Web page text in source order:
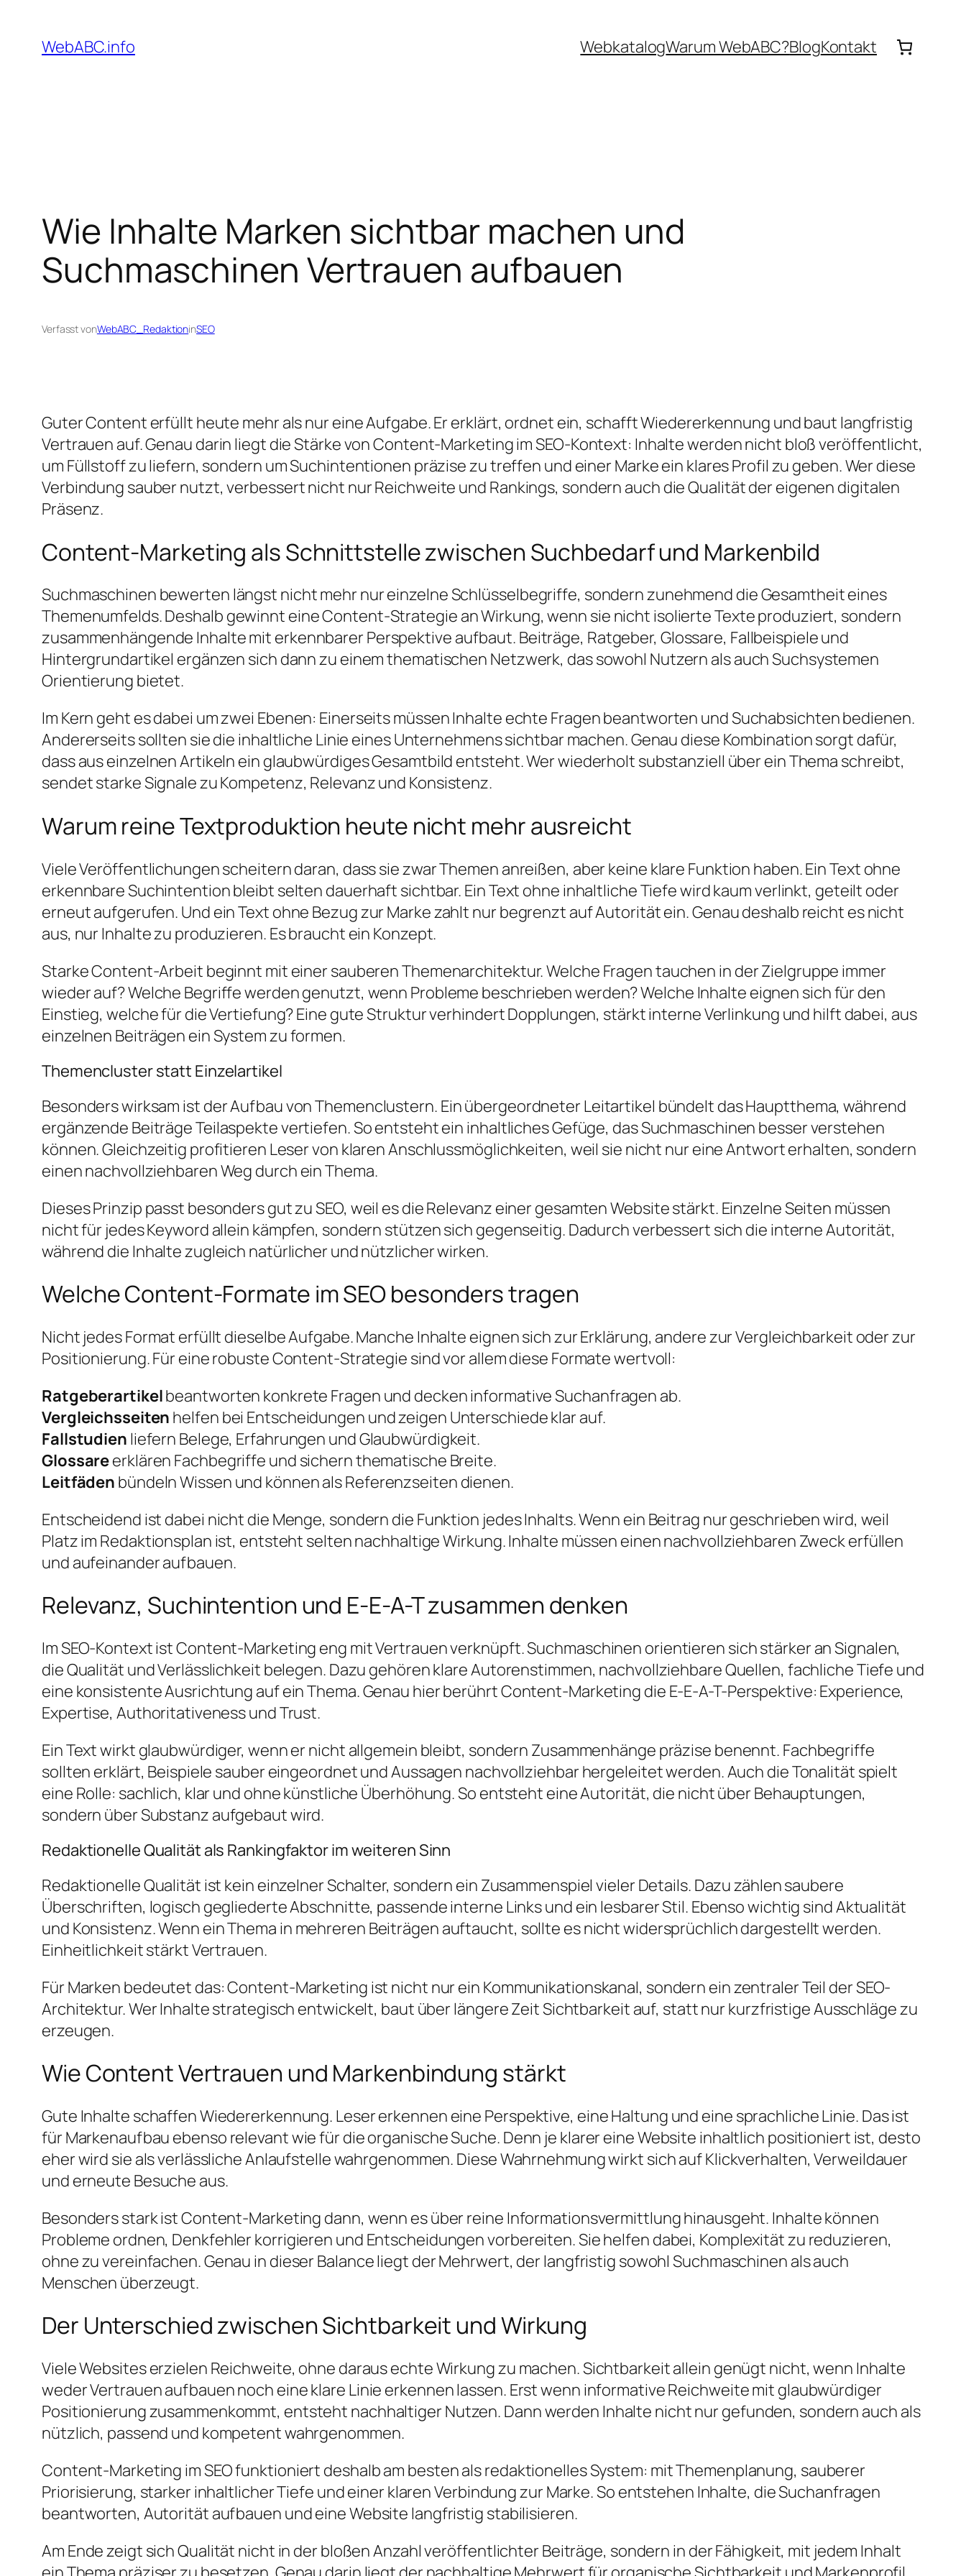
Inhalt
springen
WebABC.info WebkatalogWarum WebABC?BlogKontakt
Wie Inhalte Marken sichtbar machen und
Suchmaschinen Vertrauen aufbauen
Verfasst vonWebABC_RedaktioninSEO
Guter Content erfüllt heute mehr als nur eine Aufgabe. Er erklärt, ordnet ein, schafft Wiedererkennung und baut langfristig
Vertrauen auf. Genau darin liegt die Stärke von Content-Marketing im SEO-Kontext: Inhalte werden nicht bloß veröffentlicht,
um Füllstoff zu liefern, sondern um Suchintentionen präzise zu treffen und einer Marke ein klares Profil zu geben. Wer diese
Verbindung sauber nutzt, verbessert nicht nur Reichweite und Rankings, sondern auch die Qualität der eigenen digitalen
Präsenz.
Content-Marketing als Schnittstelle zwischen Suchbedarf und Markenbild
Suchmaschinen bewerten längst nicht mehr nur einzelne Schlüsselbegriffe, sondern zunehmend die Gesamtheit eines
Themenumfelds. Deshalb gewinnt eine Content-Strategie an Wirkung, wenn sie nicht isolierte Texte produziert, sondern
zusammenhängende Inhalte mit erkennbarer Perspektive aufbaut. Beiträge, Ratgeber, Glossare, Fallbeispiele und
Hintergrundartikel ergänzen sich dann zu einem thematischen Netzwerk, das sowohl Nutzern als auch Suchsystemen
Orientierung bietet.
Im Kern geht es dabei um zwei Ebenen: Einerseits müssen Inhalte echte Fragen beantworten und Suchabsichten bedienen.
Andererseits sollten sie die inhaltliche Linie eines Unternehmens sichtbar machen. Genau diese Kombination sorgt dafür,
dass aus einzelnen Artikeln ein glaubwürdiges Gesamtbild entsteht. Wer wiederholt substanziell über ein Thema schreibt,
sendet starke Signale zu Kompetenz, Relevanz und Konsistenz.
Warum reine Textproduktion heute nicht mehr ausreicht
Viele Veröffentlichungen scheitern daran, dass sie zwar Themen anreißen, aber keine klare Funktion haben. Ein Text ohne
erkennbare Suchintention bleibt selten dauerhaft sichtbar. Ein Text ohne inhaltliche Tiefe wird kaum verlinkt, geteilt oder
erneut aufgerufen. Und ein Text ohne Bezug zur Marke zahlt nur begrenzt auf Autorität ein. Genau deshalb reicht es nicht
aus, nur Inhalte zu produzieren. Es braucht ein Konzept.
Starke Content-Arbeit beginnt mit einer sauberen Themenarchitektur. Welche Fragen tauchen in der Zielgruppe immer
wieder auf? Welche Begriffe werden genutzt, wenn Probleme beschrieben werden? Welche Inhalte eignen sich für den
Einstieg, welche für die Vertiefung? Eine gute Struktur verhindert Dopplungen, stärkt interne Verlinkung und hilft dabei, aus
einzelnen Beiträgen ein System zu formen.
Themencluster statt Einzelartikel
Besonders wirksam ist der Aufbau von Themenclustern. Ein übergeordneter Leitartikel bündelt das Hauptthema, während
ergänzende Beiträge Teilaspekte vertiefen. So entsteht ein inhaltliches Gefüge, das Suchmaschinen besser verstehen
können. Gleichzeitig profitieren Leser von klaren Anschlussmöglichkeiten, weil sie nicht nur eine Antwort erhalten, sondern
einen nachvollziehbaren Weg durch ein Thema.
Dieses Prinzip passt besonders gut zu SEO, weil es die Relevanz einer gesamten Website stärkt. Einzelne Seiten müssen
nicht für jedes Keyword allein kämpfen, sondern stützen sich gegenseitig. Dadurch verbessert sich die interne Autorität,
während die Inhalte zugleich natürlicher und nützlicher wirken.
Welche Content-Formate im SEO besonders tragen
Nicht jedes Format erfüllt dieselbe Aufgabe. Manche Inhalte eignen sich zur Erklärung, andere zur Vergleichbarkeit oder zur
Positionierung. Für eine robuste Content-Strategie sind vor allem diese Formate wertvoll:
Ratgeberartikelbeantworten konkrete Fragen und decken informative Suchanfragen ab.
Vergleichsseiten helfen bei Entscheidungen und zeigen Unterschiede klar auf.
Fallstudien liefern Belege, Erfahrungen und Glaubwürdigkeit.
Glossareerklären Fachbegriffe und sichern thematische Breite.
Leitfäden bündeln Wissen und können als Referenzseiten dienen.
Entscheidend ist dabei nicht die Menge, sondern die Funktion jedes Inhalts. Wenn ein Beitrag nur geschrieben wird, weil
Platz im Redaktionsplan ist, entsteht selten nachhaltige Wirkung. Inhalte müssen einen nachvollziehbaren Zweck erfüllen
und aufeinander aufbauen.
Relevanz, Suchintention und E-E-A-T zusammen denken
Im SEO-Kontext ist Content-Marketing eng mit Vertrauen verknüpft. Suchmaschinen orientieren sich stärker an Signalen,
die Qualität und Verlässlichkeit belegen. Dazu gehören klare Autorenstimmen, nachvollziehbare Quellen, fachliche Tiefe und
eine konsistente Ausrichtung auf ein Thema. Genau hier berührt Content-Marketing die E-E-A-T-Perspektive: Experience,
Expertise, Authoritativeness und Trust.
Ein Text wirkt glaubwürdiger, wenn er nicht allgemein bleibt, sondern Zusammenhänge präzise benennt. Fachbegriffe
sollten erklärt, Beispiele sauber eingeordnet und Aussagen nachvollziehbar hergeleitet werden. Auch die Tonalität spielt
eine Rolle: sachlich, klar und ohne künstliche Überhöhung. So entsteht eine Autorität, die nicht über Behauptungen,
sondern über Substanz aufgebaut wird.
Redaktionelle Qualität als Rankingfaktor im weiteren Sinn
Redaktionelle Qualität ist kein einzelner Schalter, sondern ein Zusammenspiel vieler Details. Dazu zählen saubere
Überschriften, logisch gegliederte Abschnitte, passende interne Links und ein lesbarer Stil. Ebenso wichtig sind Aktualität
und Konsistenz. Wenn ein Thema in mehreren Beiträgen auftaucht, sollte es nicht widersprüchlich dargestellt werden.
Einheitlichkeit stärkt Vertrauen.
Für Marken bedeutet das: Content-Marketing ist nicht nur ein Kommunikationskanal, sondern ein zentraler Teil der SEO-
Architektur. Wer Inhalte strategisch entwickelt, baut über längere Zeit Sichtbarkeit auf, statt nur kurzfristige Ausschläge zu
erzeugen.
Wie Content Vertrauen und Markenbindung stärkt
Gute Inhalte schaffen Wiedererkennung. Leser erkennen eine Perspektive, eine Haltung und eine sprachliche Linie. Das ist
für Markenaufbau ebenso relevant wie für die organische Suche. Denn je klarer eine Website inhaltlich positioniert ist, desto
eher wird sie als verlässliche Anlaufstelle wahrgenommen. Diese Wahrnehmung wirkt sich auf Klickverhalten, Verweildauer
und erneute Besuche aus.
Besonders stark ist Content-Marketing dann, wenn es über reine Informationsvermittlung hinausgeht. Inhalte können
Probleme ordnen, Denkfehler korrigieren und Entscheidungen vorbereiten. Sie helfen dabei, Komplexität zu reduzieren,
ohne zu vereinfachen. Genau in dieser Balance liegt der Mehrwert, der langfristig sowohl Suchmaschinen als auch
Menschen überzeugt.
Der Unterschied zwischen Sichtbarkeit und Wirkung
Viele Websites erzielen Reichweite, ohne daraus echte Wirkung zu machen. Sichtbarkeit allein genügt nicht, wenn Inhalte
weder Vertrauen aufbauen noch eine klare Linie erkennen lassen. Erst wenn informative Reichweite mit glaubwürdiger
Positionierung zusammenkommt, entsteht nachhaltiger Nutzen. Dann werden Inhalte nicht nur gefunden, sondern auch als
nützlich, passend und kompetent wahrgenommen.
Content-Marketing im SEO funktioniert deshalb am besten als redaktionelles System: mit Themenplanung, sauberer
Priorisierung, starker inhaltlicher Tiefe und einer klaren Verbindung zur Marke. So entstehen Inhalte, die Suchanfragen
beantworten, Autorität aufbauen und eine Website langfristig stabilisieren.
Am Ende zeigt sich Qualität nicht in der bloßen Anzahl veröffentlichter Beiträge, sondern in der Fähigkeit, mit jedem Inhalt